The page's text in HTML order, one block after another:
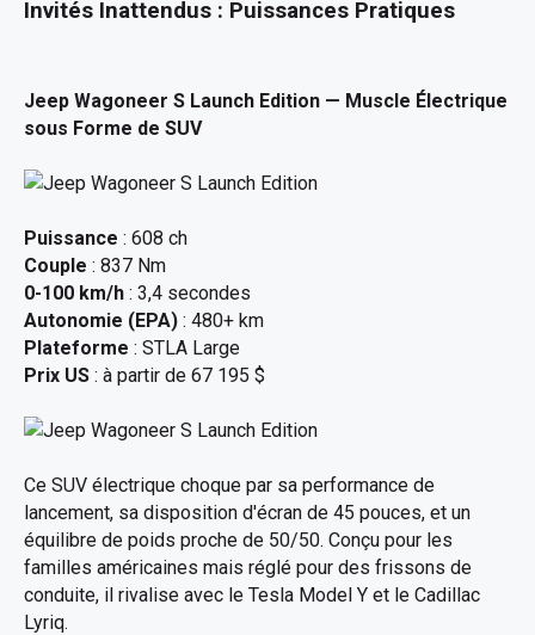
Invités Inattendus : Puissances Pratiques
Jeep Wagoneer S Launch Edition — Muscle Électrique
sous Forme de SUV
Puissance : 608 ch
Couple : 837 Nm
0-100 km/h : 3,4 secondes
Autonomie (EPA) : 480+ km
Plateforme : STLA Large
Prix US : à partir de 67 195 $
Ce SUV électrique choque par sa performance de
lancement, sa disposition d'écran de 45 pouces, et un
équilibre de poids proche de 50/50. Conçu pour les
familles américaines mais réglé pour des frissons de
conduite, il rivalise avec le Tesla Model Y et le Cadillac
Lyriq.